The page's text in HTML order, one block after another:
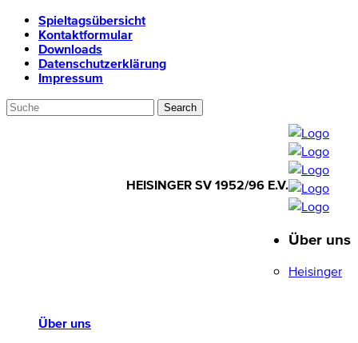
Spieltagsübersicht
Kontaktformular
Downloads
Datenschutzerklärung
Impressum
HEISINGER SV 1952/96 E.V.
1952/96 E.V.
Über uns
Über uns
Heisinger